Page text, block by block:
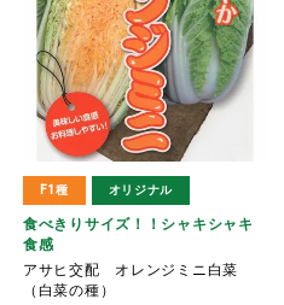
食べきりサイズ！！シャキシャキ
食感
アサヒ交配 オレンジミニ白菜
（白菜の種）
F1種 オリジナル